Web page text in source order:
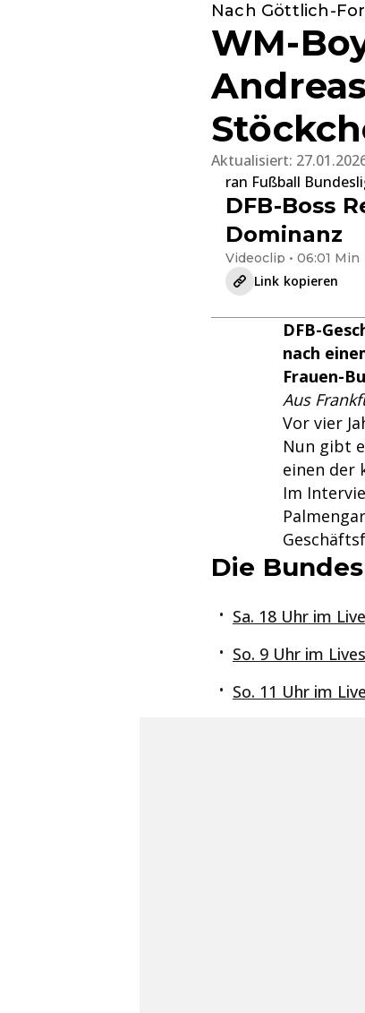
Nach Göttlich-
WM-
Aktualisiert:
ran Fußball
DFB-Boss
Dominanz
Videoclip • 06:01 Min
Link kopieren
DFB-
nach
Frauen-
Aus
Vor vier
Nun gibt
einen der
Im
Die
Sa. 18 Uhr im
So. 9 Uhr im
So. 11 Uhr im